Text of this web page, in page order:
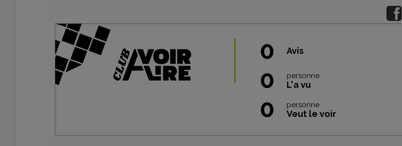
0 Avis
0 personne
L'a vu
0 personne
Veut le voir